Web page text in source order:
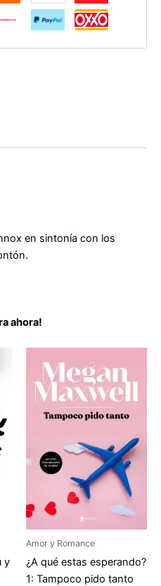
en sintonía con los
ahora!
y
Amor y Romance
¿A qué estas esperando?
1: Tampoco pido tanto